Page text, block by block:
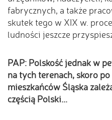
fabrycznych, a także
skutek tego w XIX w.
ludności jeszcze
PAP: Polskość jednak w
na tych terenach, skoro
mieszkańców Śląska
częścią Polski...